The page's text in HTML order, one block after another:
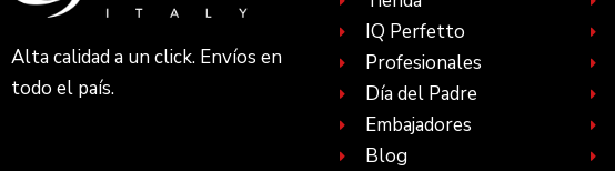
Alta calidad a un click. Envíos en
todo el país.
IQ Perfetto
Profesionales
Día del Padre
Embajadores
Blog